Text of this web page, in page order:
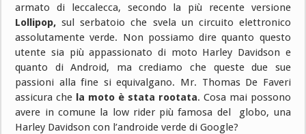
armato di leccalecca, secondo la più recente versione
Lollipop, sul serbatoio che svela un circuito elettronico
assolutamente verde. Non possiamo dire quanto questo
utente sia più appassionato di moto Harley Davidson e
quanto di Android, ma crediamo che queste due sue
passioni alla fine si equivalgano. Mr. Thomas De Faveri
assicura che la moto è stata rootata. Cosa mai possono
avere in comune la low rider più famosa del globo, una
Harley Davidson con l’androide verde di Google?